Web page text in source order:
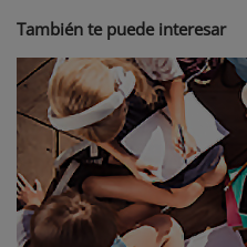
También te puede interesar